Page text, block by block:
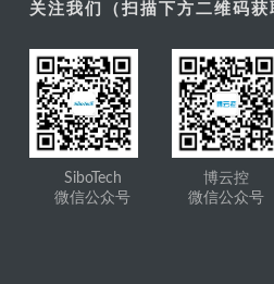
关注我们（扫描下方二维码获
SiboTech
微信公众号
博云控
微信公众号